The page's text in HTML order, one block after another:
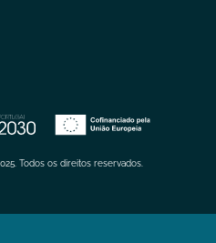
Todos os direitos reservados.